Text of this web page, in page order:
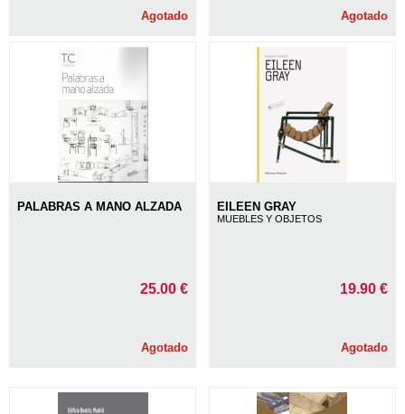
Agotado Agotado
PALABRAS A MANO ALZADA
25.00 €
Agotado
EILEEN GRAY
MUEBLES Y OBJETOS
19.90 €
Agotado